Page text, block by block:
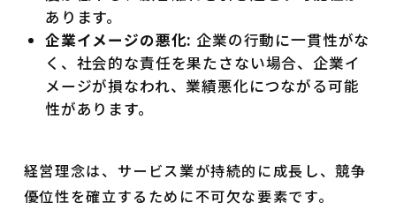
あります。
企業イメージの悪化: 企業の行動に一貫性がな
く、社会的な責任を果たさない場合、企業イ
メージが損なわれ、業績悪化につながる可能
性があります。
経営理念は、サービス業が持続的に成長し、競争
優位性を確立するために不可欠な要素です。